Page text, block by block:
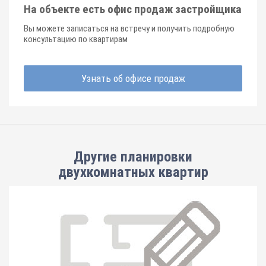
На объекте есть офис продаж застройщика
Вы можете записаться на встречу и получить подробную
консультацию по квартирам
Узнать об офисе продаж
Другие планировки
двухкомнатных квартир